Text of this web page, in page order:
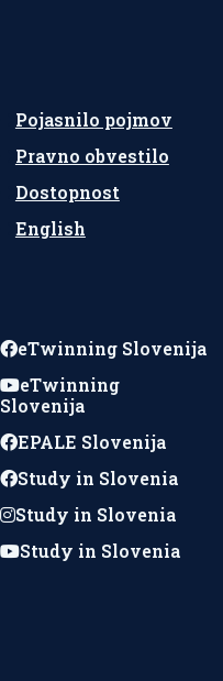
Pojasnilo pojmov
Pravno obvestilo
Dostopnost
English
eTwinning Slovenija
eTwinning
Slovenija
EPALE Slovenija
Study in Slovenia
Study in Slovenia
Study in Slovenia